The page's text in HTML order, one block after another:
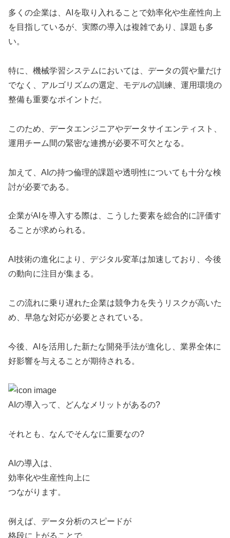
多くの企業は、AIを取り入れることで効率化や生産性向上
を目指しているが、実際の導入は複雑であり、課題も多
い。
特に、機械学習システムにおいては、データの質や量だけ
でなく、アルゴリズムの選定、モデルの訓練、運用環境の
整備も重要なポイントだ。
このため、データエンジニアやデータサイエンティスト、
運用チーム間の緊密な連携が必要不可欠となる。
加えて、AIの持つ倫理的課題や透明性についても十分な検
討が必要である。
企業がAIを導入する際は、こうした要素を総合的に評価す
ることが求められる。
AI技術の進化により、デジタル変革は加速しており、今後
の動向に注目が集まる。
この流れに乗り遅れた企業は競争力を失うリスクが高いた
め、早急な対応が必要とされている。
今後、AIを活用した新たな開発手法が進化し、業界全体に
好影響を与えることが期待される。
AIの導入って、どんなメリットがあるの?
それとも、なんでそんなに重要なの?
AIの導入は、
効率化や生産性向上に
つながります。
例えば、データ分析のスピードが
格段に上がることで、